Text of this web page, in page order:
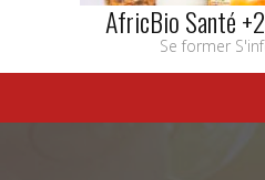
AfricBio Santé
Se former